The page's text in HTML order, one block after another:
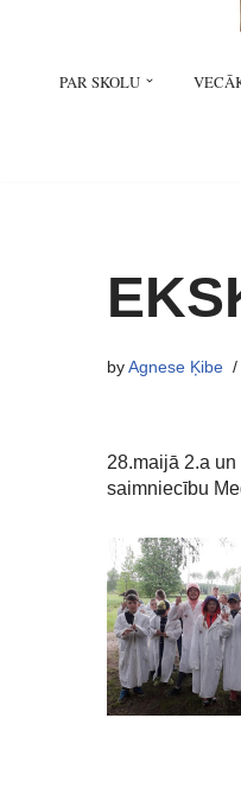
PAR SKOLU
byAgnese Ķibe
28.maijā 2.a
saimniecību